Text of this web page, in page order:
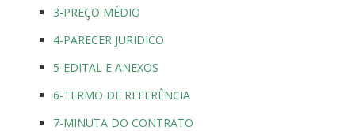
3-PREÇO MÉDIO
4-PARECER JURIDICO
5-EDITAL E ANEXOS
6-TERMO DE REFERÊNCIA
7-MINUTA DO CONTRATO